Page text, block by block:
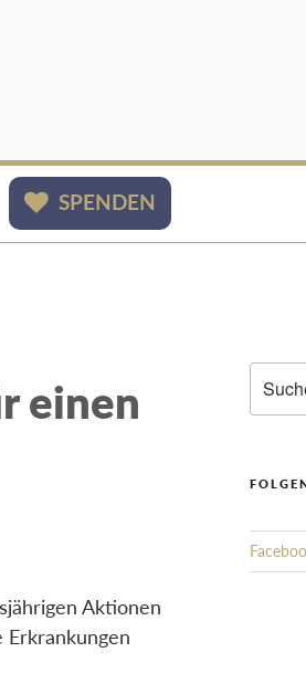
SPENDEN
einen
Aktionen
nach: